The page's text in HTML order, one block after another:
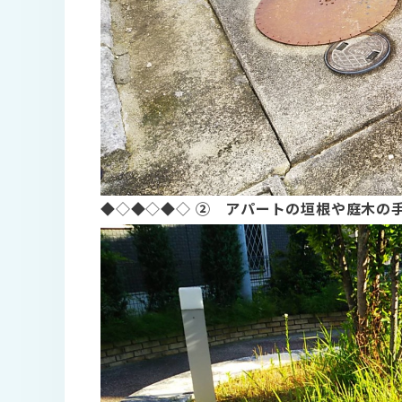
◆◇◆◇◆◇ ② アパートの垣根や庭木の